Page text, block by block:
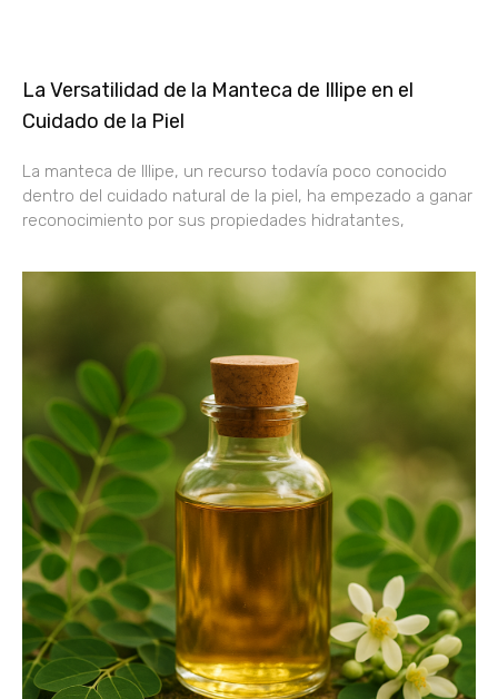
La Versatilidad de la Manteca de Illipe en el
Cuidado de la Piel
La manteca de Illipe, un recurso todavía poco conocido
dentro del cuidado natural de la piel, ha empezado a ganar
reconocimiento por sus propiedades hidratantes,